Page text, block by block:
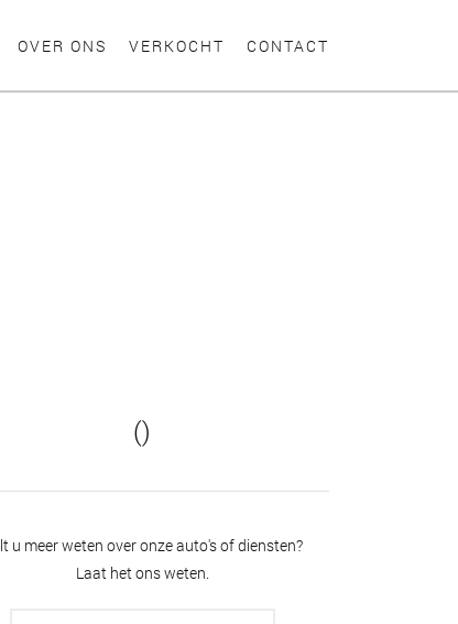
OVER ONS VERKOCHT CONTACT
()
u meer weten over onze auto's of diensten?
Laat het ons weten.